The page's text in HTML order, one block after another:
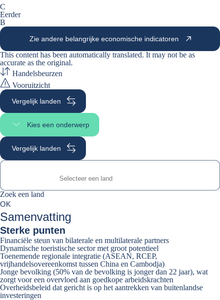
C
Eerder
B
Zie andere belangrijke economische indicatoren
This content has been automatically translated. It may not be as
accurate as the original.
Handelsbeurzen
Vooruitzicht
Vergelijk landen
Kies een onderwerp
Selecteer paginasectie
Vergelijk landen
Zoek een land
0suggestions
Zoek een land
OK
Samenvatting
Sterke punten
Financiële steun van bilaterale en multilaterale partners
Dynamische toeristische sector met groot potentieel
Toenemende regionale integratie (ASEAN, RCEP,
vrijhandelsovereenkomst tussen China en Cambodja)
Jonge bevolking (50% van de bevolking is jonger dan 22 jaar), wat
zorgt voor een overvloed aan goedkope arbeidskrachten
Overheidsbeleid dat gericht is op het aantrekken van buitenlandse
investeringen